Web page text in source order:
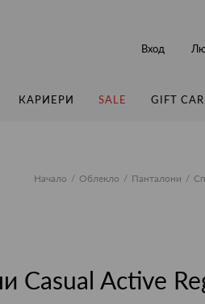
КАРИЕРИ SALE GIFT
Вход
Начало Облекло Панталони
Casual Active